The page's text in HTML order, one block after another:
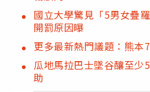
國立大學驚見「5男女疊
開罰原因曝
更多最新熱門議題：熊本
瓜地馬拉巴士墜谷釀至
助